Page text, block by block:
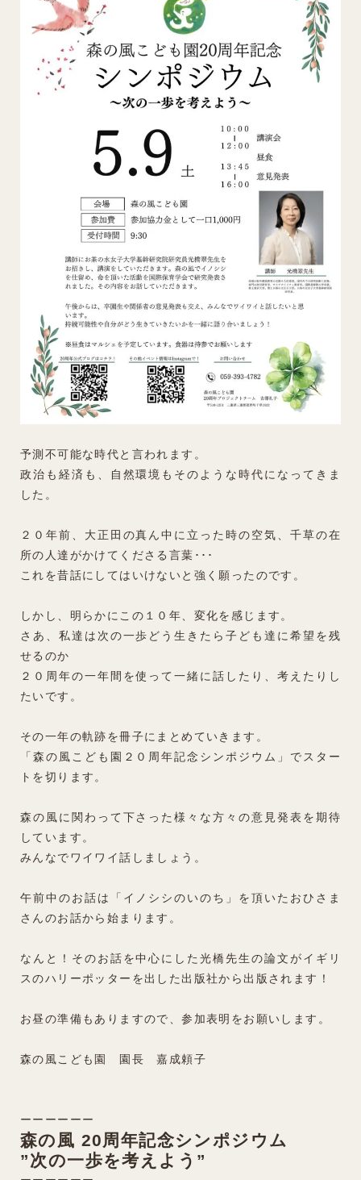
予測不可能な時代と言われます。
政治も経済も、自然環境もそのような時代になってきま
した。
２０年前、大正田の真ん中に立った時の空気、千草の在
所の人達がかけてくださる言葉･･･
これを昔話にしてはいけないと強く願ったのです。
しかし、明らかにこの１０年、変化を感じます。
さあ、私達は次の一歩どう生きたら子ども達に希望を残
せるのか
２０周年の一年間を使って一緒に話したり、考えたりし
たいです。
その一年の軌跡を冊子にまとめていきます。
「森の風こども園２０周年記念シンポジウム」でスター
トを切ります。
森の風に関わって下さった様々な方々の意見発表を期待
しています。
みんなでワイワイ話しましょう。
午前中のお話は「イノシシのいのち」を頂いたおひさま
さんのお話から始まります。
なんと！そのお話を中心にした光橋先生の論文がイギリ
スのハリーポッターを出した出版社から出版されます！
お昼の準備もありますので、参加表明をお願いします。
森の風こども園 園長 嘉成頼子
ーーーーーー
森の風 20周年記念シンポジウム
”次の一歩を考えよう”